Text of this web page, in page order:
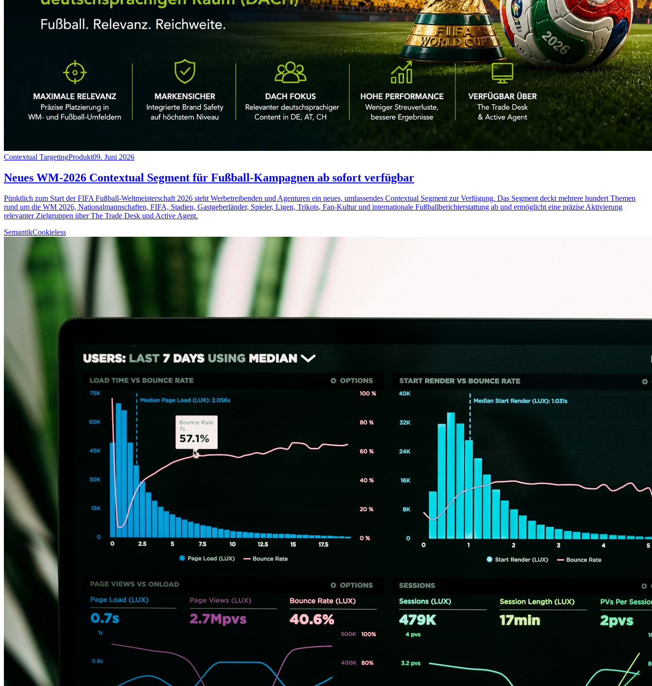
Contextual TargetingProdukt09. Juni 2026
Neues WM-2026 Contextual Segment für Fußball-Kampagnen ab sofort verfügbar
Pünktlich zum Start der FIFA Fußball-Weltmeisterschaft 2026 steht Werbetreibenden und Agenturen ein neues, umfassendes Contextual Segment zur Verfügung. Das Segment deckt mehrere hundert Themen
rund um die WM 2026, Nationalmannschaften, FIFA, Stadien, Gastgeberländer, Spieler, Ligen, Trikots, Fan-Kultur und internationale Fußballberichterstattung ab und ermöglicht eine präzise Aktivierung
relevanter Zielgruppen über The Trade Desk und Active Agent.
SemantikCookieless